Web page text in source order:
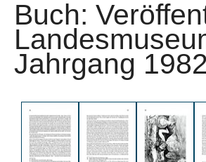
Buch:
Jahrgang